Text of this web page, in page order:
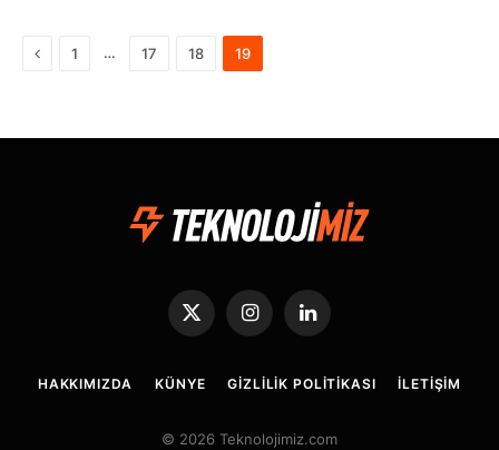
Önceki
1 … 17 18 19
X
(Twitter)
InstagramLinkedIn
HAKKIMIZDA KÜNYE GIZLILIK POLITIKASI İLETIŞIM
© 2026 Teknolojimiz.com